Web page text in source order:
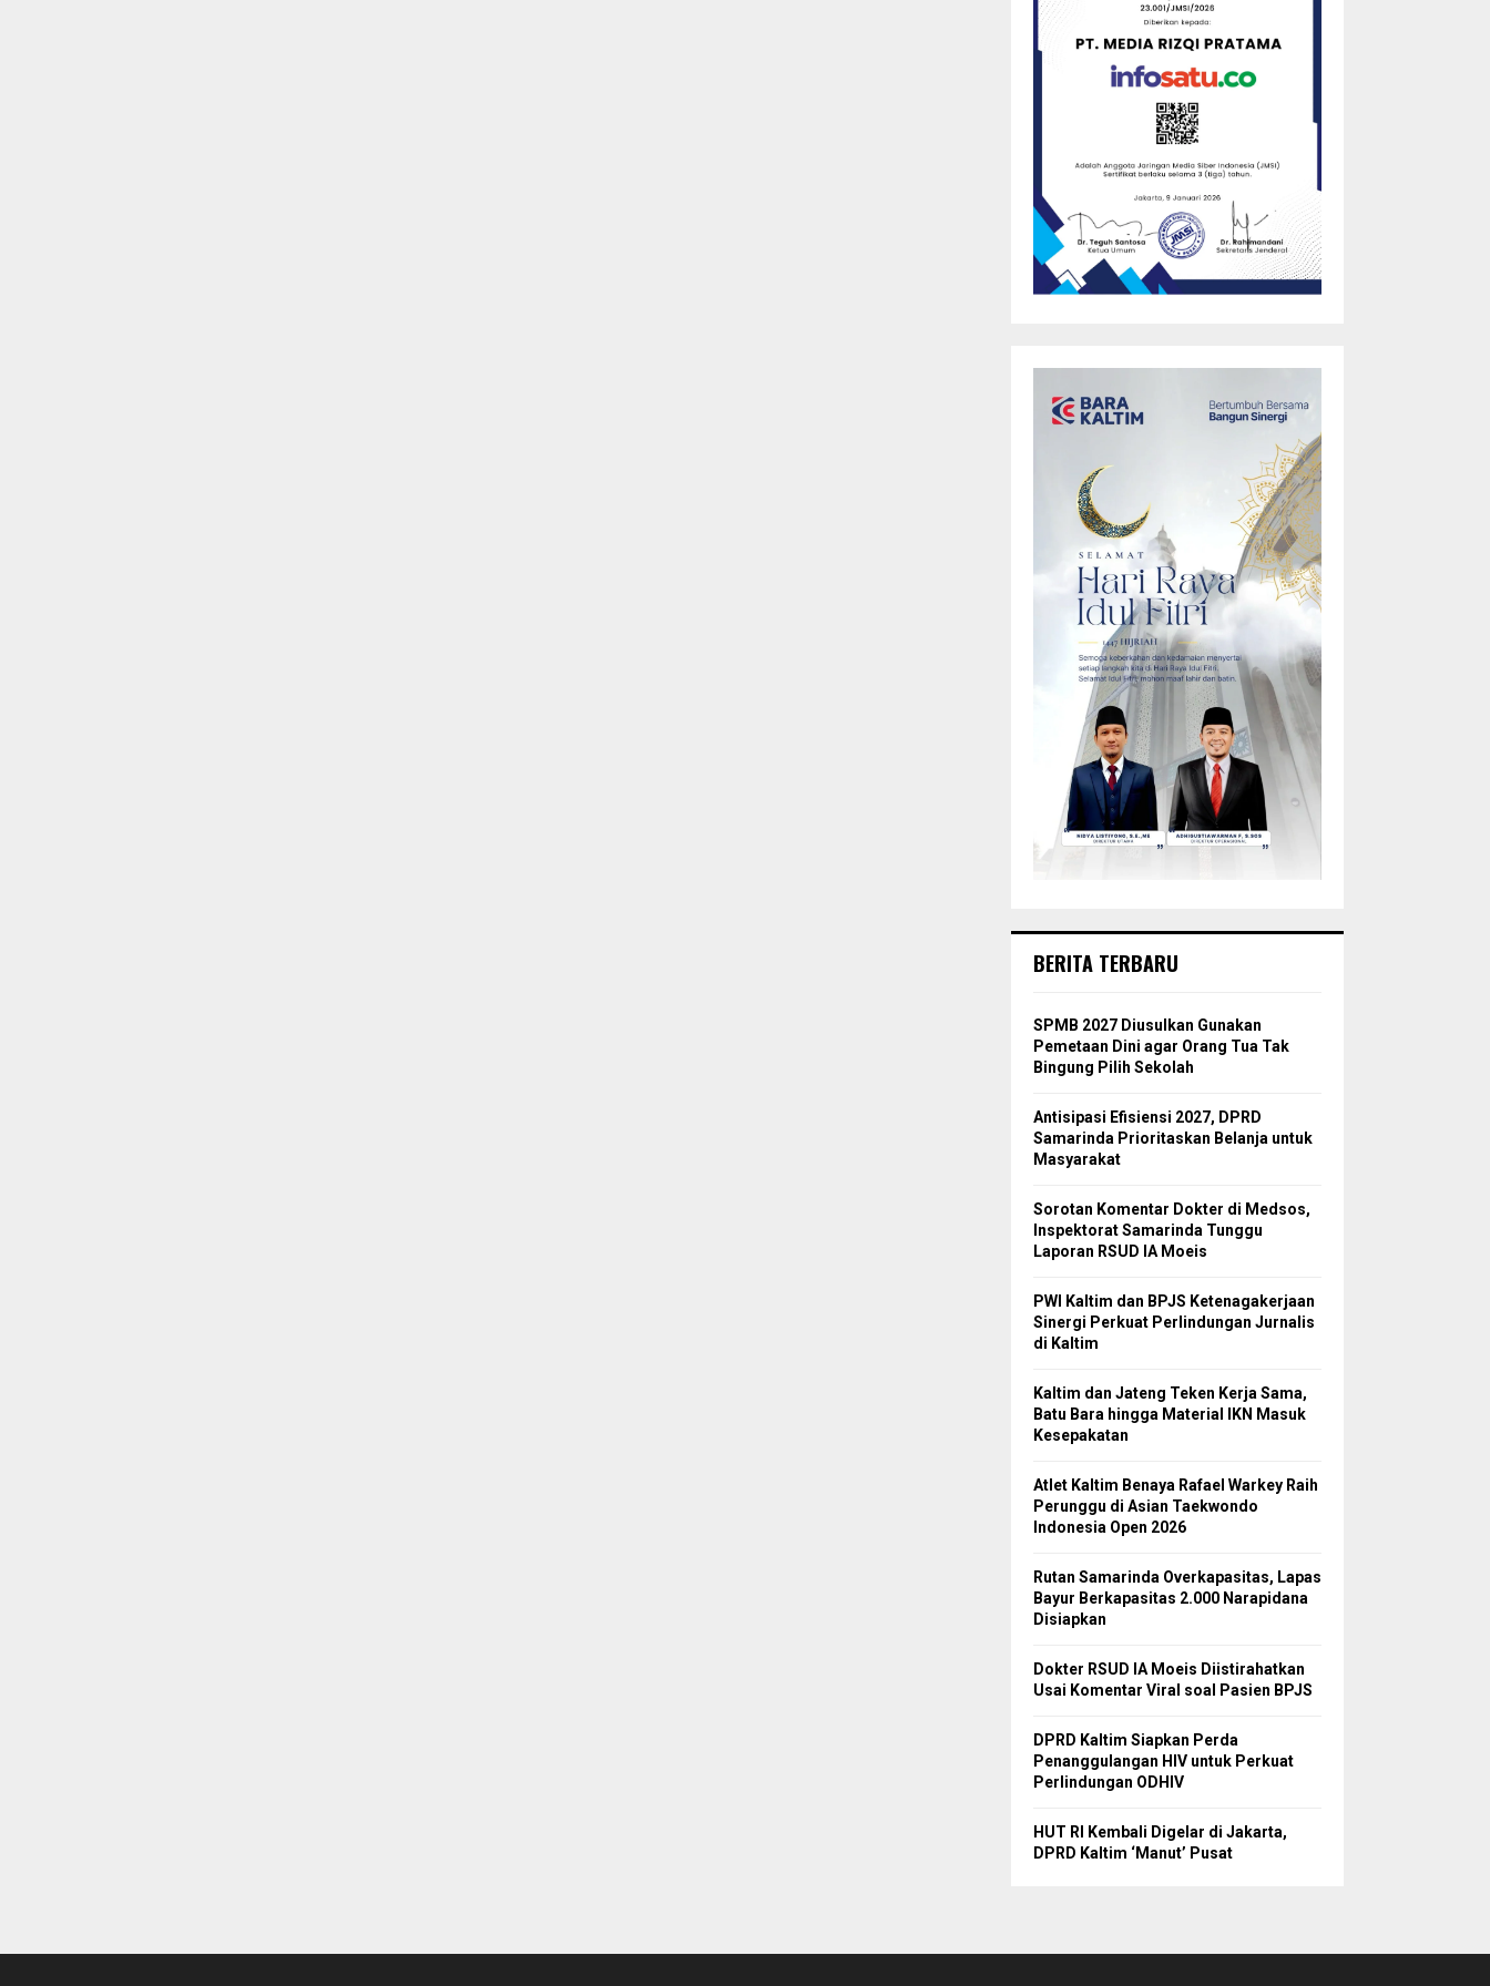
BERITA TERBARU
SPMB 2027 Diusulkan Gunakan
Pemetaan Dini agar Orang Tua Tak
Bingung Pilih Sekolah
Antisipasi Efisiensi 2027, DPRD
Samarinda Prioritaskan Belanja untuk
Masyarakat
Sorotan Komentar Dokter di Medsos,
Inspektorat Samarinda Tunggu
Laporan RSUD IA Moeis
PWI Kaltim dan BPJS Ketenagakerjaan
Sinergi Perkuat Perlindungan Jurnalis
di Kaltim
Kaltim dan Jateng Teken Kerja Sama,
Batu Bara hingga Material IKN Masuk
Kesepakatan
Atlet Kaltim Benaya Rafael Warkey Raih
Perunggu di Asian Taekwondo
Indonesia Open 2026
Rutan Samarinda Overkapasitas, Lapas
Bayur Berkapasitas 2.000 Narapidana
Disiapkan
Dokter RSUD IA Moeis Diistirahatkan
Usai Komentar Viral soal Pasien BPJS
DPRD Kaltim Siapkan Perda
Penanggulangan HIV untuk Perkuat
Perlindungan ODHIV
HUT RI Kembali Digelar di Jakarta,
DPRD Kaltim ‘Manut’ Pusat